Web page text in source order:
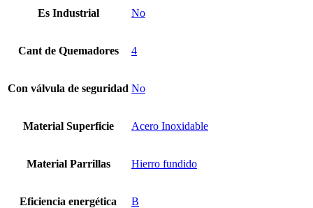
Es Industrial No
Cant de Quemadores 4
Con válvula de seguridad No
Material Superficie Acero Inoxidable
Material Parrillas Hierro fundido
Eficiencia energética B